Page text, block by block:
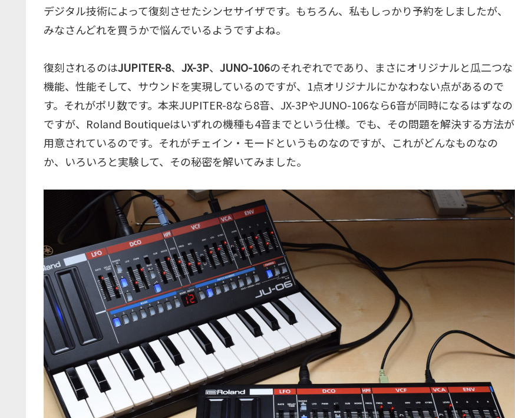
デジタル技術によって復刻させたシンセサイザです。もちろん、私もしっかり予約をしましたが、
みなさんどれを買うかで悩んでいるようですよね。
復刻されるのはJUPITER-8、 JX-3P、 JUNO-106のそれぞれでであり、まさにオリジナルと瓜二つな
機能、性能そして、サウンドを実現しているのですが、1点オリジナルにかなわない点があるので
す。それがポリ数です。本来JUPITER-8なら8音、JX-3PやJUNO-106なら6音が同時になるはずなの
ですが、Roland Boutiqueはいずれの機種も4音までという仕様。でも、その問題を解決する方法が
用意されているのです。それがチェイン・モードというものなのですが、これがどんなものなの
か、いろいろと実験して、その秘密を解いてみました。